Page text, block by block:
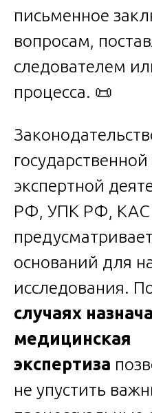
письменное
вопросам,
следователем
процесса. 📜
экспертной
РФ, УПК РФ,
оснований для
исследования.
случаях
медицинская
экспертиза
не упустить